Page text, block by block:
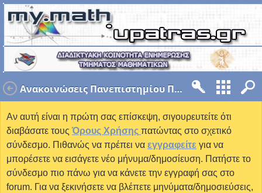
Ανακοινώσεις Πανεπιστημίου Πατρών
Αν αυτή είναι η πρώτη σας επίσκεψη, σιγουρευτείτε ότι
διαβάσατε τους Όρους Χρήσης πατώντας στο σχετικό
σύνδεσμο. Πιθανώς να πρέπει να εγγραφείτε για να
μπορέσετε να εισάγετε νέο μήνυμα/δημοσίευση. Πατήστε το
σύνδεσμο πιο πάνω για να κάνετε την εγγραφή σας στο
forum. Για να ξεκινήσετε να βλέπετε μηνύματα/δημοσιεύσεις,